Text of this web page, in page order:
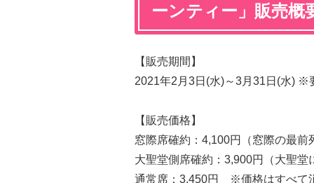
ーンティー」販売概
【販売期間】
2021年2月3日(水)～3月31日(水) ※
【販売価格】
窓際席確約：4,100円（窓際の最
大聖堂側席確約：3,900円（大聖堂
通常席：3,450円 ※価格はすべて